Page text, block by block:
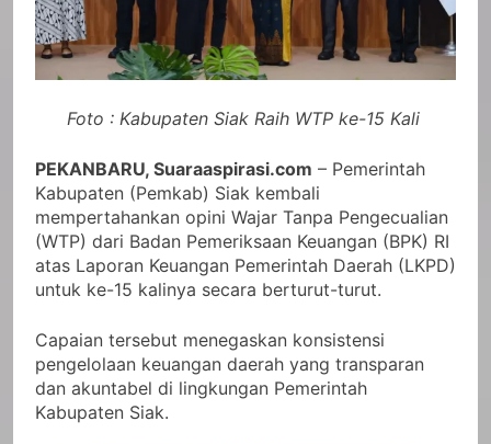
Foto : Kabupaten Siak Raih WTP ke-15 Kali
PEKANBARU, Suaraaspirasi.com – Pemerintah
Kabupaten (Pemkab) Siak kembali
mempertahankan opini Wajar Tanpa Pengecualian
(WTP) dari Badan Pemeriksaan Keuangan (BPK) RI
atas Laporan Keuangan Pemerintah Daerah (LKPD)
untuk ke-15 kalinya secara berturut-turut.
Capaian tersebut menegaskan konsistensi
pengelolaan keuangan daerah yang transparan
dan akuntabel di lingkungan Pemerintah
Kabupaten Siak.